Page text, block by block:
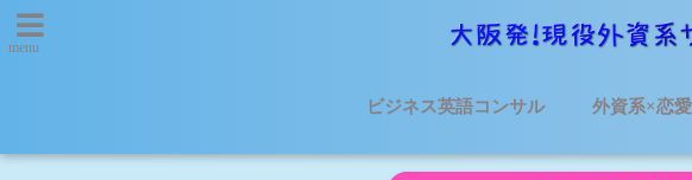
menu
ビジネス英語コンサル 外資系×恋愛